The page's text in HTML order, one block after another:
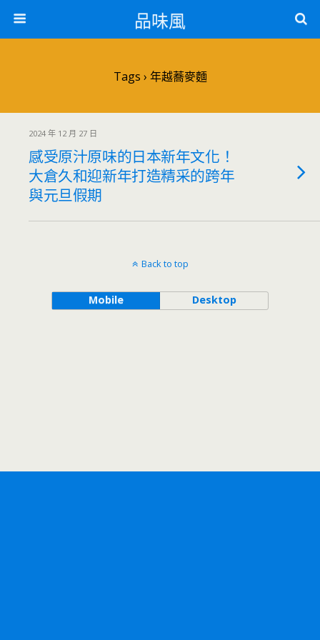
品味風
Tags › 年越蕎麥麵
2024 年 12 月 27 日
感受原汁原味的日本新年文化！
大倉久和迎新年打造精采的跨年
與元旦假期
Back to top
Mobile Desktop